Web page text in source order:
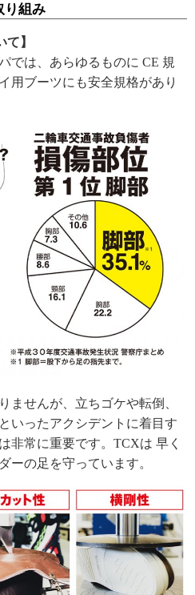
り組み
】
では、あらゆるものに CE 規
用ブーツにも安全規格があり
ませんが、立ちゴケや転倒、
いったアクシデントに着目す
非常に重要です。TCXは 早く
ーの足を守っています。